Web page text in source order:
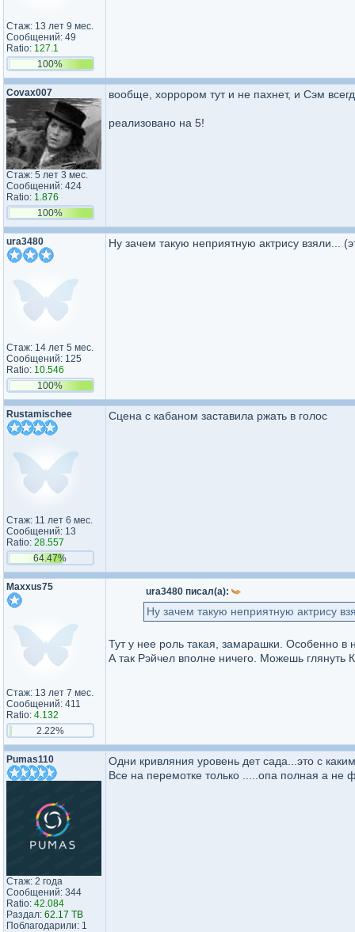
Стаж: 13 лет 9 мес.
Сообщений: 49
Ratio: 127.1
100%
Covax007
Стаж: 5 лет 3 мес.
Сообщений: 424
Ratio: 1.876
100%
вообще, хоррором тут и не пахнет, и Сэм
реализовано на 5!
ura3480
Стаж: 14 лет 5 мес.
Сообщений: 125
Ratio: 10.546
100%
Ну зачем такую неприятную актрису взяли...
Rustamischee
Стаж: 11 лет 6 мес.
Сообщений: 13
Ratio: 28.557
64.47%
Сцена с кабаном заставила ржать в голос
Maxxus75
Стаж: 13 лет 7 мес.
Сообщений: 411
Ratio: 4.132
2.22%
ura3480 писал(а):
Ну зачем такую неприятную актрису
Тут у нее роль такая, замарашки. Особенно в
А так Рэйчел вполне ничего. Можешь глянуть
Pumas110
Стаж: 2 года
Сообщений: 344
Ratio: 42.084
Раздал: 62.17 TB
Поблагодарили: 1
Одни кривляния уровень дет сада...это с
Все на перемотке только .....опа полная а не